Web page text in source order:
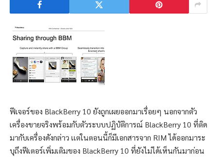
ฟีเจอร์ของ BlackBerry 10 ยังถูกเผยออกมาเรื่อยๆ นอกจากตัว
เครื่องขายจริงพร้อมกับตัวระบบปฏิบัติการณ์ BlackBerry 10 ที่ติด
มากับเครื่องดังกล่าว เเต่ในตอนนี้ก็มีเอกสารจาก RIM ได้ออกมาระ
บุถึงฟีเตอร์เพิ่มเติมของ BlackBerry 10 ที่ยังไม่ได้เห็นกันมาก่อน